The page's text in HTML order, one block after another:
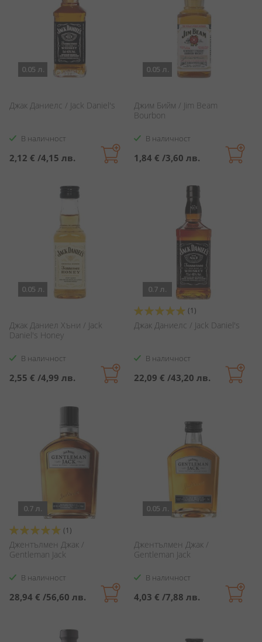
0.05 л.
Джак Даниелс / Jack Daniel's
В наличност
2,12 € /4,15 лв.
0.05 л.
Джим Бийм / Jim Beam
Bourbon
В наличност
1,84 € /3,60 лв.
0.05 л.
Джак Даниел Хъни / Jack
Daniel's Honey
В наличност
2,55 € /4,99 лв.
0.7 л.
Оценка:
100%
(1)
Джак Даниелс / Jack Daniel's
В наличност
22,09 € /43,20 лв.
0.7 л.
Оценка:
100%
(1)
Джентълмен Джак /
Gentleman Jack
В наличност
28,94 € /56,60 лв.
0.05 л.
Джентълмен Джак /
Gentleman Jack
В наличност
4,03 € /7,88 лв.